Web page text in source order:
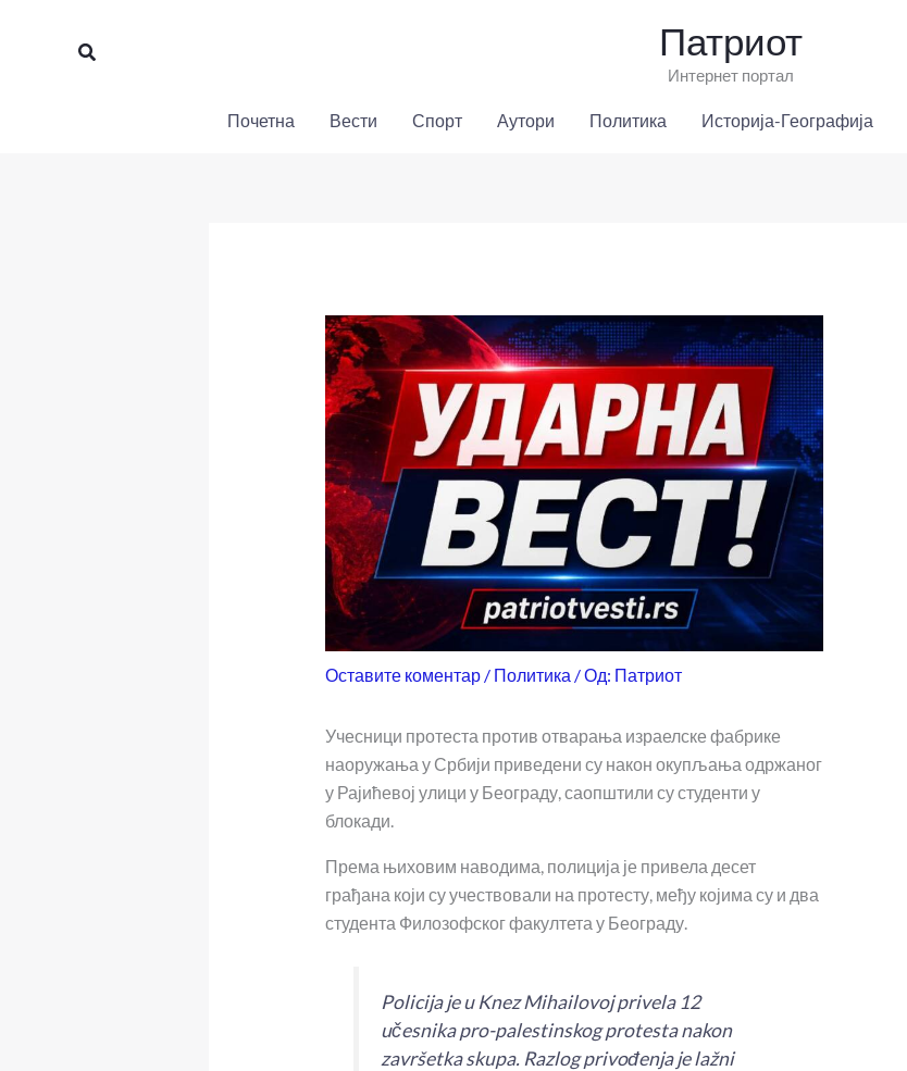
Претрага Патриот
Интернет портал
Почетна Вести Спорт Аутори Политика Историја-Географија
Оставите коментар / Политика / Од: Патриот
Учесници протеста против отварања израелске фабрике
наоружања у Србији приведени су након окупљања одржаног
у Рајићевој улици у Београду, саопштили су студенти у
блокади.
Према њиховим наводима, полиција је привела десет
грађана који су учествовали на протесту, међу којима су и два
студента Филозофског факултета у Београду.
Policija je u Knez Mihailovoj privela 12
učesnika pro-palestinskog protesta nakon
završetka skupa. Razlog privođenja je lažni